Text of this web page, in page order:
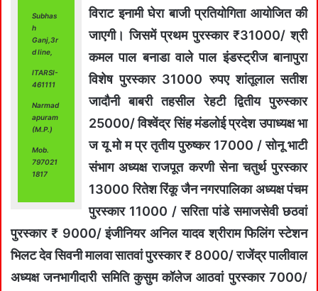
Subhas
h
Ganj,3r
d line,
ITARSI-
461111
Narmad
apuram
(M.P.)
Mob.
797021
1817
विराट इनामी घेरा बाजी प्रतियोगिता आयोजित की
जाएगी। जिसमें प्रथम पुरस्कार ₹31000/ श्री
कमल पाल बनाडा वाले पाल इंडस्ट्रीज बानापुरा
विशेष पुरस्कार 31000 रुपए शांतूलाल सतीश
जादौनी बाबरी तहसील रेहटी द्वितीय पुरुस्कार
25000/ विश्वेंद्र सिंह मंडलोई प्रदेश उपाध्यक्ष भा
ज यू मो म प्र तृतीय पुरुष्कर 17000 / सोनू भाटी
संभाग अध्यक्ष राजपूत करणी सेना चतुर्थ पुरस्कार
13000 रितेश रिंकू जैन नगरपालिका अध्यक्ष पंचम
पुरस्कार 11000 / सरिता पांडे समाजसेवी छठवां
पुरस्कार ₹ 9000/ इंजीनियर अनिल यादव श्रीराम फिलिंग स्टेशन
भिलट देव सिवनी मालवा सातवां पुरस्कार ₹ 8000/ राजेंद्र पालीवाल
अध्यक्ष जनभागीदारी समिति कुसुम कॉलेज आठवां पुरस्कार 7000/